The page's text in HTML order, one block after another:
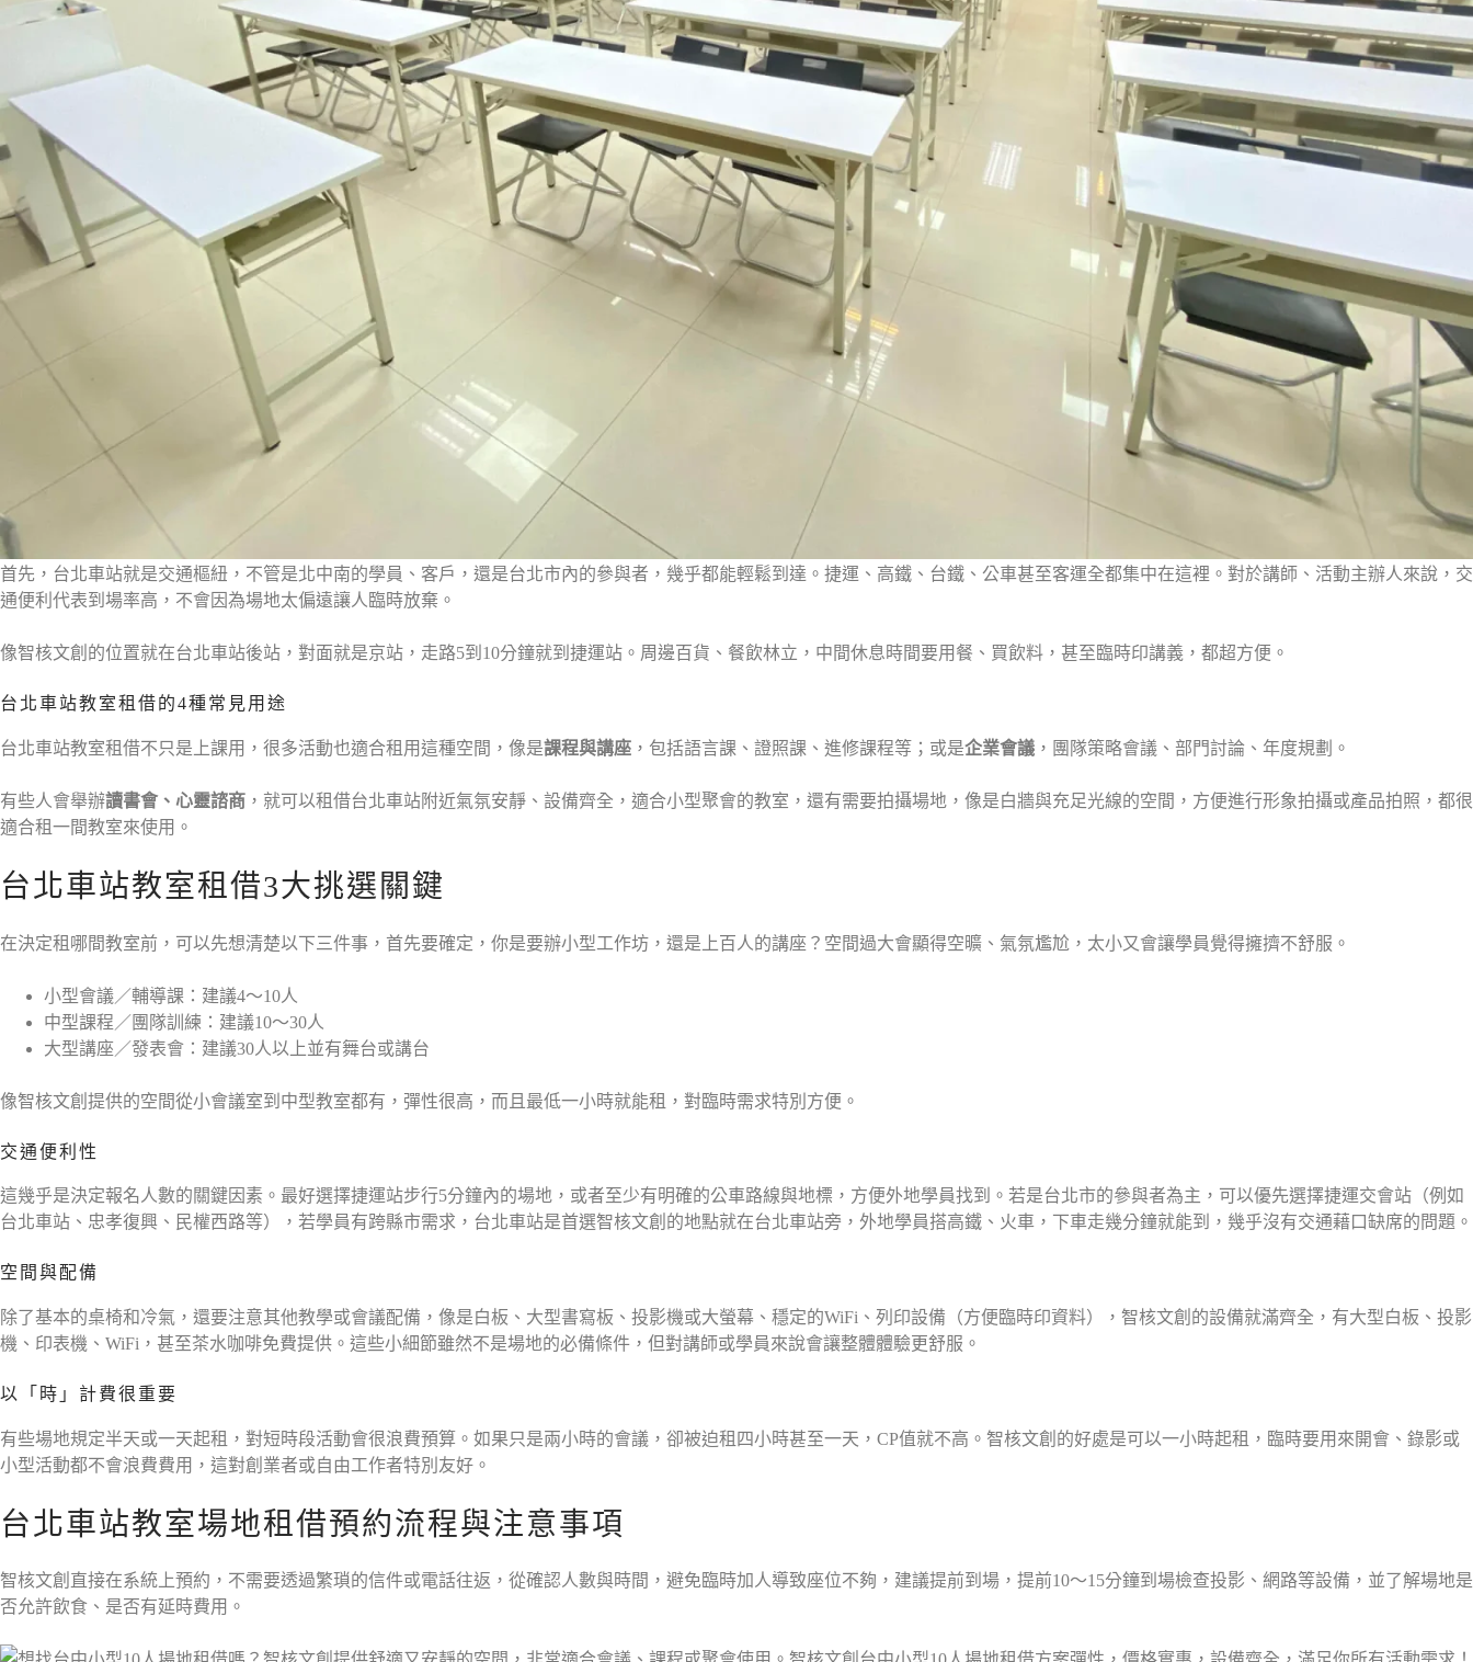
首先，台北車站就是交通樞紐，不管是北中南的學員、客戶，還是台北市內的參與者，幾乎都能輕鬆到達。捷運、高鐵、台鐵、公車甚至客運全都集中在這裡。對於講師、活動主辦人來說，交
通便利代表到場率高，不會因為場地太偏遠讓人臨時放棄。
像智核文創的位置就在台北車站後站，對面就是京站，走路5到10分鐘就到捷運站。周邊百貨、餐飲林立，中間休息時間要用餐、買飲料，甚至臨時印講義，都超方便。
台北車站教室租借的4種常見用途
台北車站教室租借不只是上課用，很多活動也適合租用這種空間，像是課程與講座 ，包括語言課、證照課、進修課程等；或是企業會議 ，團隊策略會議、部門討論、年度規劃。
有些人會舉辦讀書會、心靈諮商 ，就可以租借台北車站附近氣氛安靜、設備齊全，適合小型聚會的教室，還有需要拍攝場地，像是白牆與充足光線的空間，方便進行形象拍攝或產品拍照，都很
適合租一間教室來使用。
台北車站教室租借3大挑選關鍵
在決定租哪間教室前，可以先想清楚以下三件事，首先要確定，你是要辦小型工作坊，還是上百人的講座？空間過大會顯得空曠、氣氛尷尬，太小又會讓學員覺得擁擠不舒服。
小型會議／輔導課：建議4～10人
中型課程／團隊訓練：建議10～30人
大型講座／發表會：建議30人以上並有舞台或講台
像智核文創提供的空間從小會議室到中型教室都有，彈性很高，而且最低一小時就能租，對臨時需求特別方便。
交通便利性
這幾乎是決定報名人數的關鍵因素。最好選擇捷運站步行5分鐘內的場地，或者至少有明確的公車路線與地標，方便外地學員找到。若是台北市的參與者為主，可以優先選擇捷運交會站（例如
台北車站、忠孝復興、民權西路等），若學員有跨縣市需求，台北車站是首選智核文創的地點就在台北車站旁，外地學員搭高鐵、火車，下車走幾分鐘就能到，幾乎沒有交通藉口缺席的問題。
空間與配備
除了基本的桌椅和冷氣，還要注意其他教學或會議配備，像是白板、大型書寫板、投影機或大螢幕、穩定的WiFi、列印設備（方便臨時印資料），智核文創的設備就滿齊全，有大型白板、投影
機、印表機、WiFi，甚至茶水咖啡免費提供。這些小細節雖然不是場地的必備條件，但對講師或學員來說會讓整體體驗更舒服。
以「時」計費很重要
有些場地規定半天或一天起租，對短時段活動會很浪費預算。如果只是兩小時的會議，卻被迫租四小時甚至一天，CP值就不高。智核文創的好處是可以一小時起租，臨時要用來開會、錄影或
小型活動都不會浪費費用，這對創業者或自由工作者特別友好。
台北車站教室場地租借預約流程與注意事項
智核文創直接在系統上預約，不需要透過繁瑣的信件或電話往返，從確認人數與時間，避免臨時加人導致座位不夠，建議提前到場，提前10～15分鐘到場檢查投影、網路等設備，並了解場地是
否允許飲食、是否有延時費用。